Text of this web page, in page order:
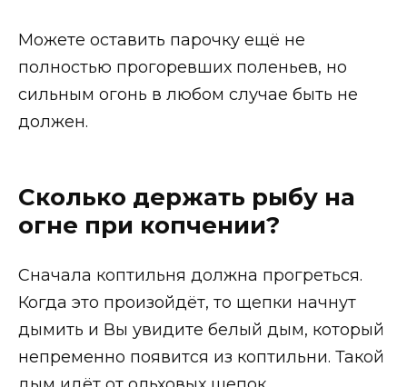
Можете оставить парочку ещё не
полностью прогоревших поленьев, но
сильным огонь в любом случае быть не
должен.
Сколько держать рыбу на
огне при копчении?
Сначала коптильня должна прогреться.
Когда это произойдёт, то щепки начнут
дымить и Вы увидите белый дым, который
непременно появится из коптильни. Такой